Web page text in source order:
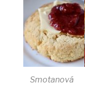
Smotanová